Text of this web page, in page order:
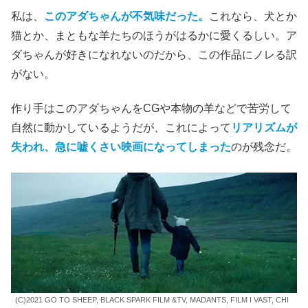
私は、 このアダちゃんが不気味だった。
これなら、犬とか
猫とか、まともな羊たちのほうがはるかに愛くるしい。ア
ダちゃんが好きになれないのだから、この作品にノレる訳
がない。
作り手はこのアダちゃんをCGや本物の羊などで苦労して
自然に動かしているようだが、これによって リアリズムが
失われ、急に嘘くさい映画になってしまったのが残念だ。
(C)2021 GO TO SHEEP, BLACK SPARK FILM &TV, MADANTS, FILM I VAST, CHI